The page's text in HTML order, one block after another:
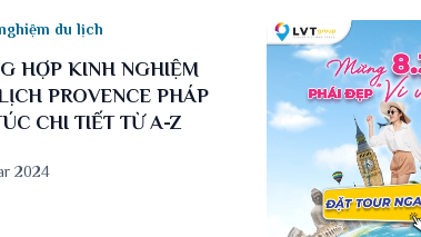
du lịch
HỢP KINH NGHIỆM
PROVENCE PHÁP
CHI TIẾT TỪ A-Z
2024